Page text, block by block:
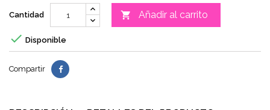
Cantidad  Añadir al carrito
 Disponible
Compartir